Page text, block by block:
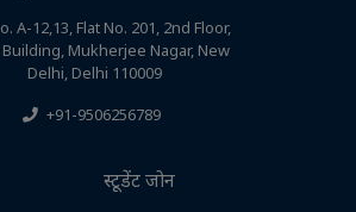
A-12,13, Flat No. 201, 2nd Floor,
Mukherjee Nagar, New
Delhi, Delhi 110009
+91-9506256789
स्टूडेंट जोन